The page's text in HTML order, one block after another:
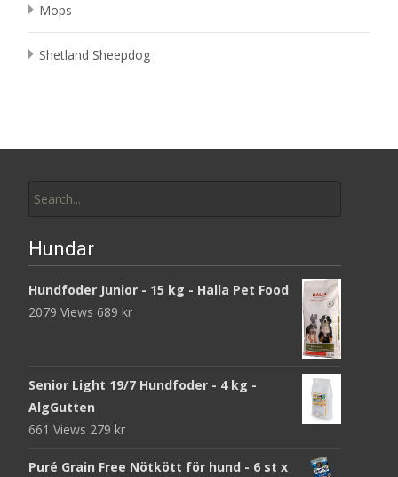
Mops
Shetland Sheepdog
for:
Hundar
Hundfoder Junior - 15 kg - Halla Pet Food
2079 Views 689 kr
Senior Light 19/7 Hundfoder - 4 kg -
AlgGutten
661 Views 279 kr
Puré Grain Free Nötkött för hund - 6 st x